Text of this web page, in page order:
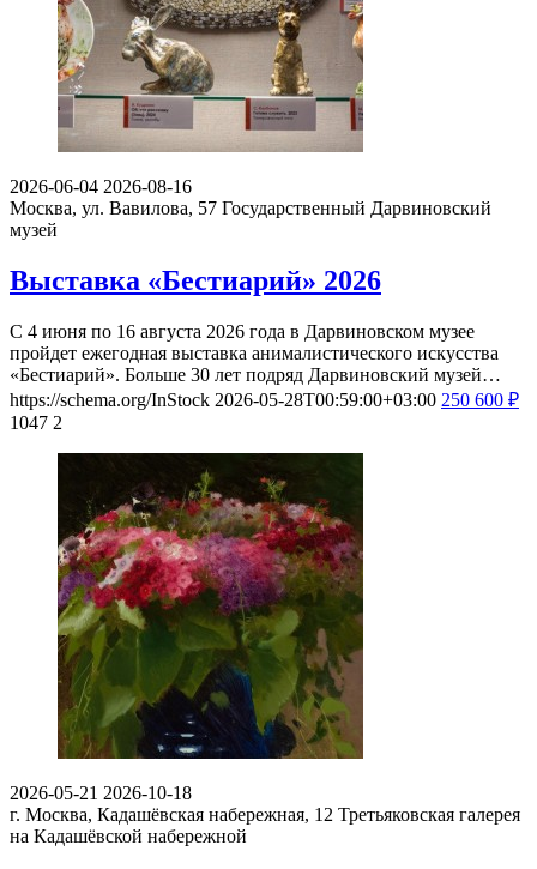
2026-06-04 2026-08-16
Москва, ул. Вавилова, 57 Государственный Дарвиновский
музей
Выставка «Бестиарий» 2026
С 4 июня по 16 августа 2026 года в Дарвиновском музее
пройдет ежегодная выставка анималистического искусства
«Бестиарий». Больше 30 лет подряд Дарвиновский музей…
https://schema.org/InStock 2026-05-28T00:59:00+03:00 250 600 ₽
1047 2
2026-05-21 2026-10-18
г. Москва, Кадашёвская набережная, 12 Третьяковская галерея
на Кадашёвской набережной